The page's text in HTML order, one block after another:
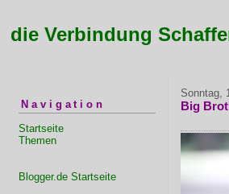
die Verbindung
Navigation
Startseite
Themen
Blogger.de Startseite
Sonntag,
Big